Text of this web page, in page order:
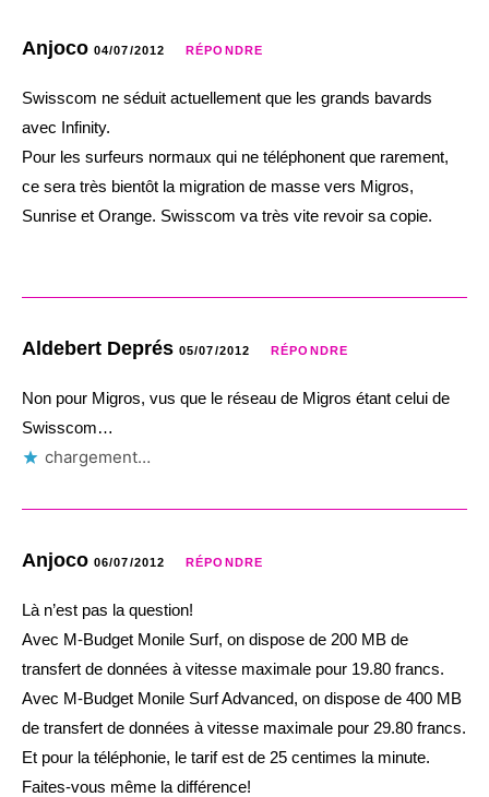
Anjoco 04/07/2012 RÉPONDRE
Swisscom ne séduit actuellement que les grands bavards
avec Infinity.
Pour les surfeurs normaux qui ne téléphonent que rarement,
ce sera très bientôt la migration de masse vers Migros,
Sunrise et Orange. Swisscom va très vite revoir sa copie.
Aldebert Deprés 05/07/2012 RÉPONDRE
Non pour Migros, vus que le réseau de Migros étant celui de
Swisscom…
chargement…
Anjoco 06/07/2012 RÉPONDRE
Là n’est pas la question!
Avec M-Budget Monile Surf, on dispose de 200 MB de
transfert de données à vitesse maximale pour 19.80 francs.
Avec M-Budget Monile Surf Advanced, on dispose de 400 MB
de transfert de données à vitesse maximale pour 29.80 francs.
Et pour la téléphonie, le tarif est de 25 centimes la minute.
Faites-vous même la différence!